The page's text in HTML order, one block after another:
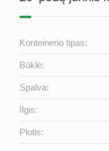
Konteinerio tipas:
Būklė:
Spalva:
Ilgis:
Plotis: